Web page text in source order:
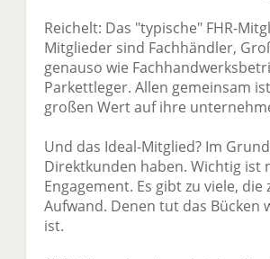
Reichelt: Das "typische" FHR-
Mitglieder sind Fachhändler,
genauso wie
Parkettleger. Allen gemeinsam
großen Wert auf ihre
Und das Ideal-Mitglied? Im
Direktkunden haben. Wichtig ist
Engagement. Es gibt zu viele,
Aufwand. Denen tut das Bücken
ist.